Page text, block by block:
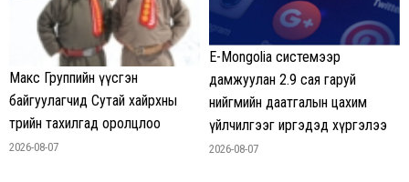
Макс Группийн үүсгэн
байгуулагчид Сутай хайрхны
төрийн тахилгад оролцлоо
2026-08-07
E-Mongolia системээр
дамжуулан 2.9 сая гаруй
нийгмийн даатгалын цахим
үйлчилгээг иргэдэд хүргэлээ
2026-08-07